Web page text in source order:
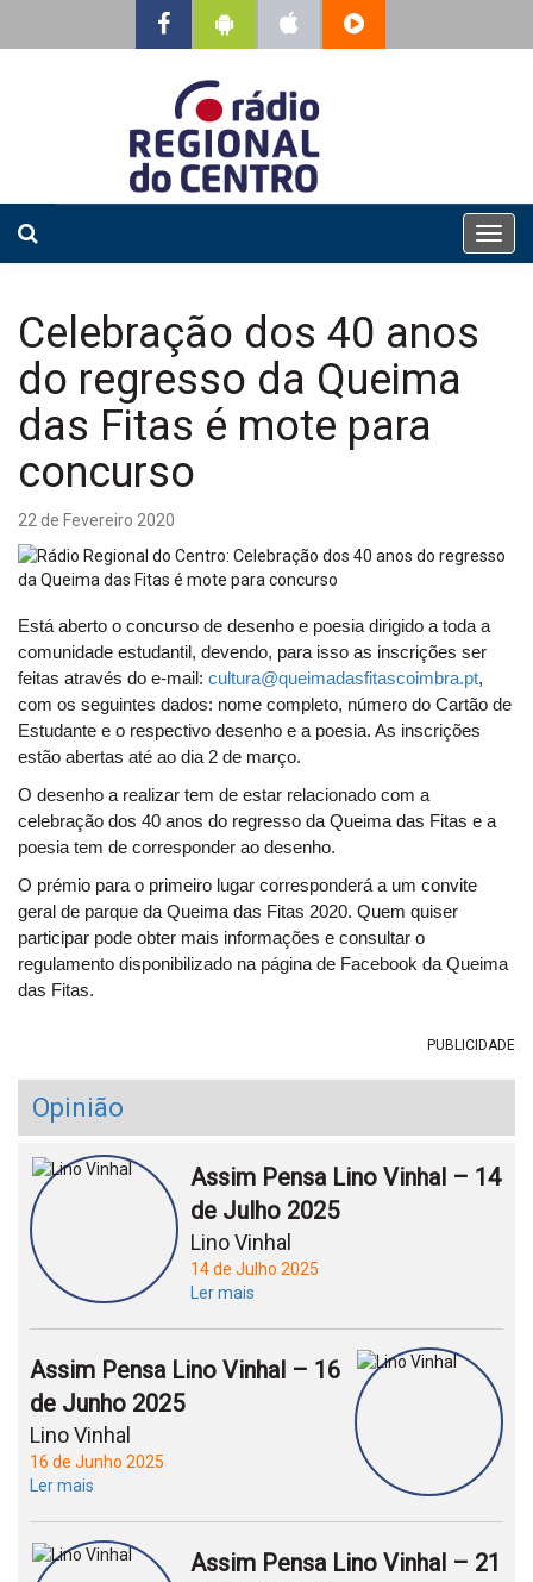
T
o
i
Celebração dos 40 anos
do regresso da Queima
das Fitas é mote para
concurso
22 de Fevereiro 2020
Está aberto o concurso de desenho e poesia dirigido a toda a
comunidade estudantil, devendo, para isso as inscrições ser
feitas através do e-mail: cultura@queimadasfitascoimbra.pt,
com os seguintes dados: nome completo, número do Cartão de
Estudante e o respectivo desenho e a poesia. As inscrições
estão abertas até ao dia 2 de março.
O desenho a realizar tem de estar relacionado com a
celebração dos 40 anos do regresso da Queima das Fitas e a
poesia tem de corresponder ao desenho.
O prémio para o primeiro lugar corresponderá a um convite
geral de parque da Queima das Fitas 2020. Quem quiser
participar pode obter mais informações e consultar o
regulamento disponibilizado na página de Facebook da Queima
das Fitas.
PUBLICIDADE
Opinião
Assim Pensa Lino Vinhal – 14
de Julho 2025
Lino Vinhal
14 de Julho 2025
Ler mais
Assim Pensa Lino Vinhal – 16
de Junho 2025
Lino Vinhal
16 de Junho 2025
Ler mais
Assim Pensa Lino Vinhal – 21